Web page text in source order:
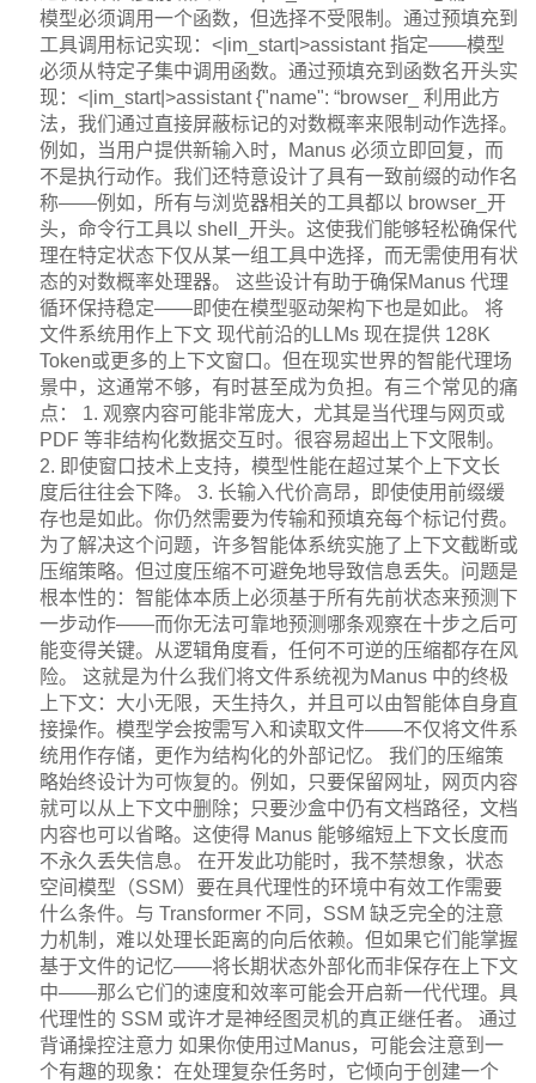
模型必须调用一个函数，但选择不受限制。通过预填充到
工具调用标记实现：<|im_start|>assistant 指定——模型
必须从特定子集中调用函数。通过预填充到函数名开头实
现：<|im_start|>assistant {"name": “browser_ 利用此方
法，我们通过直接屏蔽标记的对数概率来限制动作选择。
例如，当用户提供新输入时，Manus 必须立即回复，而
不是执行动作。我们还特意设计了具有一致前缀的动作名
称——例如，所有与浏览器相关的工具都以 browser_开
头，命令行工具以 shell_开头。这使我们能够轻松确保代
理在特定状态下仅从某一组工具中选择，而无需使用有状
态的对数概率处理器。 这些设计有助于确保Manus 代理
循环保持稳定——即使在模型驱动架构下也是如此。 将
文件系统用作上下文 现代前沿的LLMs 现在提供 128K
Token或更多的上下文窗口。但在现实世界的智能代理场
景中，这通常不够，有时甚至成为负担。有三个常见的痛
点： 1. 观察内容可能非常庞大，尤其是当代理与网页或
PDF 等非结构化数据交互时。很容易超出上下文限制。
2. 即使窗口技术上支持，模型性能在超过某个上下文长
度后往往会下降。 3. 长输入代价高昂，即使使用前缀缓
存也是如此。你仍然需要为传输和预填充每个标记付费。
为了解决这个问题，许多智能体系统实施了上下文截断或
压缩策略。但过度压缩不可避免地导致信息丢失。问题是
根本性的：智能体本质上必须基于所有先前状态来预测下
一步动作——而你无法可靠地预测哪条观察在十步之后可
能变得关键。从逻辑角度看，任何不可逆的压缩都存在风
险。 这就是为什么我们将文件系统视为Manus 中的终极
上下文：大小无限，天生持久，并且可以由智能体自身直
接操作。模型学会按需写入和读取文件——不仅将文件系
统用作存储，更作为结构化的外部记忆。 我们的压缩策
略始终设计为可恢复的。例如，只要保留网址，网页内容
就可以从上下文中删除；只要沙盒中仍有文档路径，文档
内容也可以省略。这使得 Manus 能够缩短上下文长度而
不永久丢失信息。 在开发此功能时，我不禁想象，状态
空间模型（SSM）要在具代理性的环境中有效工作需要
什么条件。与 Transformer 不同，SSM 缺乏完全的注意
力机制，难以处理长距离的向后依赖。但如果它们能掌握
基于文件的记忆——将长期状态外部化而非保存在上下文
中——那么它们的速度和效率可能会开启新一代代理。具
代理性的 SSM 或许才是神经图灵机的真正继任者。 通过
背诵操控注意力 如果你使用过Manus，可能会注意到一
个有趣的现象：在处理复杂任务时，它倾向于创建一个